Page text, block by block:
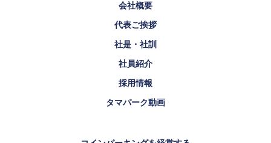
会社概要
代表ご挨拶
社是・社訓
社員紹介
採用情報
タマパーク動画